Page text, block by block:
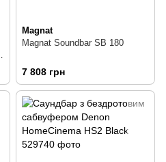
Magnat
Magnat Soundbar SB 180
7 808 грн